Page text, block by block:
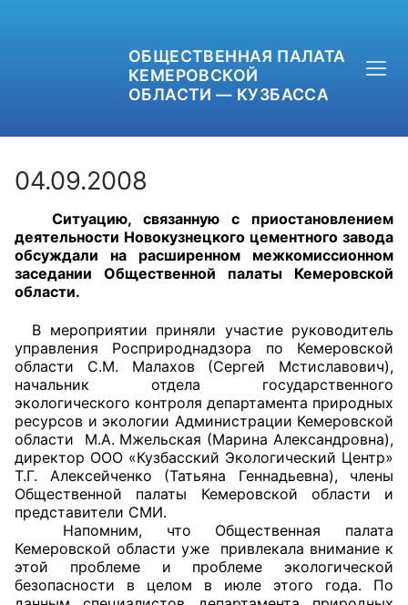
ОБЩЕСТВЕННАЯ ПАЛАТА
КЕМЕРОВСКОЙ
ОБЛАСТИ — КУЗБАССА
+7 (3842) 58-82-40
OPKO42@BK.RU
Главная
Общественные советы
Общественные советы при территориальных
органах федеральных органов
исполнительной власти
04.09.2008
Ситуацию, связанную с приостановлением
деятельности Новокузнецкого цементного завода
обсуждали на расширенном межкомиссионном
заседании Общественной палаты Кемеровской
области.
В мероприятии приняли участие руководитель
управления Росприроднадзора по Кемеровской
области С.М. Малахов (Сергей Мстиславович),
начальник отдела государственного
экологического контроля департамента природных
ресурсов и экологии Администрации Кемеровской
области М.А. Мжельская (Марина Александровна),
директор ООО «Кузбасский Экологический Центр»
Т.Г. Алексейченко (Татьяна Геннадьевна), члены
Общественной палаты Кемеровской области и
представители СМИ.
Напомним, что Общественная палата
Кемеровской области уже привлекала внимание к
этой проблеме и проблеме экологической
безопасности в целом в июле этого года. По